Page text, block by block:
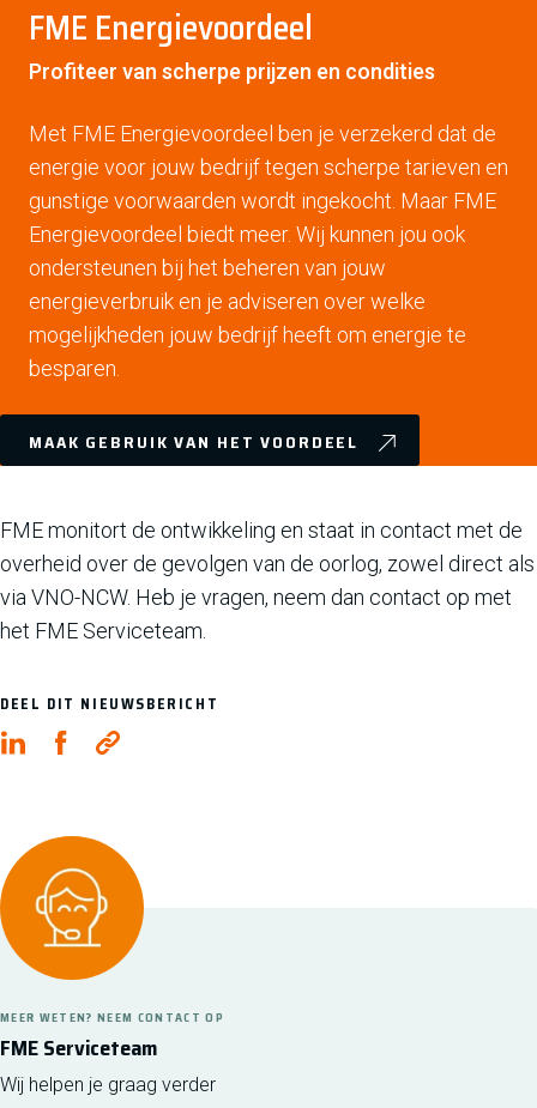
FME Energievoordeel
Profiteer van scherpe prijzen en condities
Met FME Energievoordeel ben je verzekerd dat de
energie voor jouw bedrijf tegen scherpe tarieven en
gunstige voorwaarden wordt ingekocht. Maar FME
Energievoordeel biedt meer. Wij kunnen jou ook
ondersteunen bij het beheren van jouw
energieverbruik en je adviseren over welke
mogelijkheden jouw bedrijf heeft om energie te
besparen.
MAAK GEBRUIK VAN HET VOORDEEL
FME monitort de ontwikkeling en staat in contact met de
overheid over de gevolgen van de oorlog, zowel direct als
via VNO-NCW. Heb je vragen, neem dan contact op met
het FME Serviceteam.
DEEL DIT NIEUWSBERICHT
FME Serviceteam
MEER WETEN? NEEM CONTACT OP
Wij helpen je graag verder